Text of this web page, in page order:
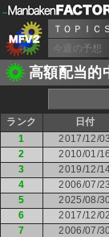
ＴＯＰＩＣ
今週の予想
高額配当的
ランク
日付
1
2017/12/03
2
2010/01/16
3
2019/12/
4
2006/07/23
5
2025/08/
6
2017/12/02
7
2006/07/